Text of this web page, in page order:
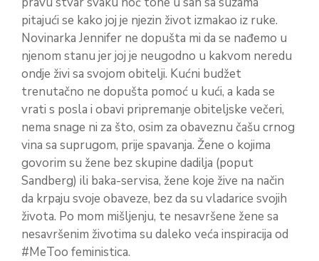
pitajući se kako joj je njezin život izmakao iz ruke.
Novinarka Jennifer ne dopušta mi da se nađemo u
njenom stanu jer joj je neugodno u kakvom neredu
ondje živi sa svojom obitelji. Kućni budžet
trenutačno ne dopušta pomoć u kući, a kada se
vrati s posla i obavi pripremanje obiteljske večeri,
nema snage ni za što, osim za obaveznu čašu crnog
vina sa suprugom, prije spavanja. Žene o kojima
govorim su žene bez skupine dadilja (poput
Sandberg) ili baka-servisa, žene koje žive na način
da krpaju svoje obaveze, bez da su vladarice svojih
života. Po mom mišljenju, te nesavršene žene sa
nesavršenim životima su daleko veća inspiracija od
#MeToo feministica.